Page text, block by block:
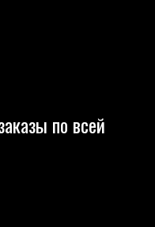
по всей